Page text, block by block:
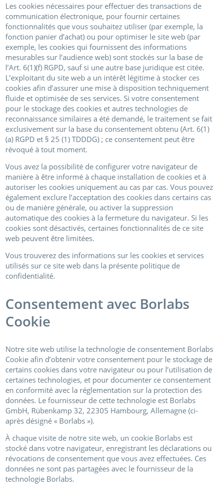
Les cookies nécessaires pour effectuer des transactions de
communication électronique, pour fournir certaines
fonctionnalités que vous souhaitez utiliser (par exemple, la
fonction panier d’achat) ou pour optimiser le site web (par
exemple, les cookies qui fournissent des informations
mesurables sur l’audience web) sont stockés sur la base de
l’Art. 6(1)(f) RGPD, sauf si une autre base juridique est citée.
L’exploitant du site web a un intérêt légitime à stocker ces
cookies afin d’assurer une mise à disposition techniquement
fluide et optimisée de ses services. Si votre consentement
pour le stockage des cookies et autres technologies de
reconnaissance similaires a été demandé, le traitement se fait
exclusivement sur la base du consentement obtenu (Art. 6(1)
(a) RGPD et § 25 (1) TDDDG) ; ce consentement peut être
révoqué à tout moment.
Vous avez la possibilité de configurer votre navigateur de
manière à être informé à chaque installation de cookies et à
autoriser les cookies uniquement au cas par cas. Vous pouvez
également exclure l’acceptation des cookies dans certains cas
ou de manière générale, ou activer la suppression
automatique des cookies à la fermeture du navigateur. Si les
cookies sont désactivés, certaines fonctionnalités de ce site
web peuvent être limitées.
Vous trouverez des informations sur les cookies et services
utilisés sur ce site web dans la présente politique de
confidentialité.
Consentement avec Borlabs
Cookie
Notre site web utilise la technologie de consentement Borlabs
Cookie afin d’obtenir votre consentement pour le stockage de
certains cookies dans votre navigateur ou pour l’utilisation de
certaines technologies, et pour documenter ce consentement
en conformité avec la réglementation sur la protection des
données. Le fournisseur de cette technologie est Borlabs
GmbH, Rübenkamp 32, 22305 Hambourg, Allemagne (ci-
après désigné « Borlabs »).
À chaque visite de notre site web, un cookie Borlabs est
stocké dans votre navigateur, enregistrant les déclarations ou
révocations de consentement que vous avez effectuées. Ces
données ne sont pas partagées avec le fournisseur de la
technologie Borlabs.